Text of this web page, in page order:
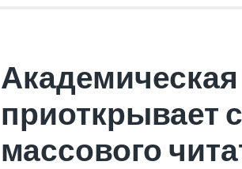
приоткрывает
массового